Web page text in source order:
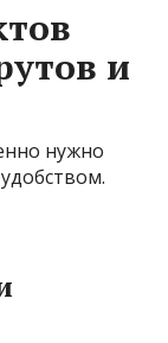
и
нужно